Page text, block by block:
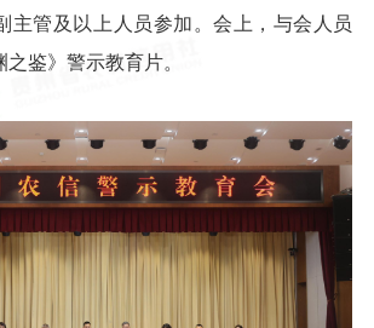
主管及以上人员参加。会上，与会人员
鉴》警示教育片。